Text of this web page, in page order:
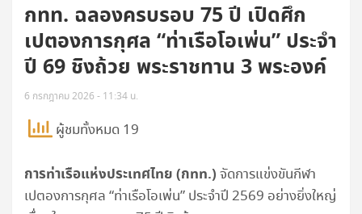
กทท. ฉลองครบรอบ 75 ปี เปิดศึก
เปตองการกุศล “ท่าเรือโอเพ่น” ประจำ
ปี 69 ชิงถ้วย พระราชทาน 3 พระองค์
6 กรกฎาคม 2026 - 11:34 น.
ผู้ชมทั้งหมด 19
การท่าเรือแห่งประเทศไทย (กทท.) จัดการแข่งขันกีฬา
เปตองการกุศล “ท่าเรือโอเพ่น” ประจำปี 2569 อย่างยิ่งใหญ่